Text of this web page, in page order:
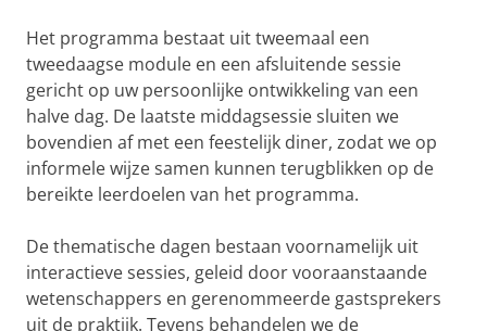
Het programma bestaat uit tweemaal een
tweedaagse module en een afsluitende sessie
gericht op uw persoonlijke ontwikkeling van een
halve dag. De laatste middagsessie sluiten we
bovendien af met een feestelijk diner, zodat we op
informele wijze samen kunnen terugblikken op de
bereikte leerdoelen van het programma.
De thematische dagen bestaan voornamelijk uit
interactieve sessies, geleid door vooraanstaande
wetenschappers en gerenommeerde gastsprekers
uit de praktijk. Tevens behandelen we de